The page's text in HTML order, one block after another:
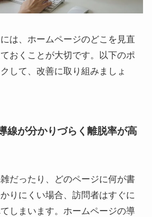
は、ホームページのどこを見直
おくことが大切です。以下のポ
して、改善に取り組みましょ
線が分かりづらく離脱率が高
だったり、どのページに何が書
りにくい場合、訪問者はすぐに
しまいます。ホームページの導